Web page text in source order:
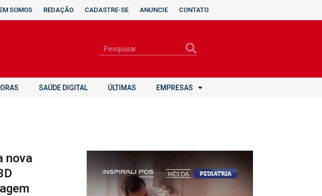
SOMOS REDAÇÃO CADASTRE-SE ANUNCIE CONTATO
SAÚDE DIGITAL ÚLTIMAS EMPRESAS
nova